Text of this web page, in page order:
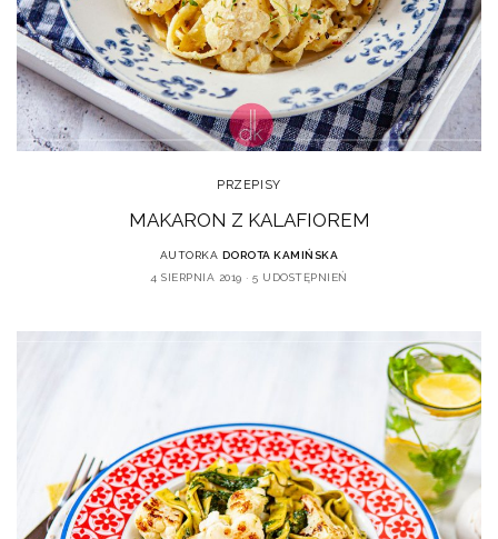
PRZEPISY
MAKARON Z KALAFIOREM
AUTORKA DOROTA KAMIŃSKA
4 SIERPNIA 2019
5 UDOSTĘPNIEŃ